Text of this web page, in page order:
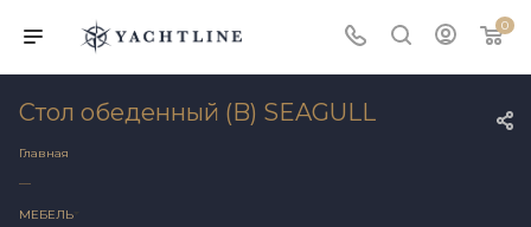
0
Стол обеденный (B) SEAGULL
Главная
—
МЕБЕЛЬ